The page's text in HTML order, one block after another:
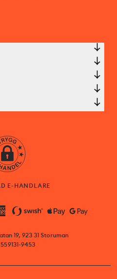
E-HANDLARE
19, 923 31 Storuman
9453